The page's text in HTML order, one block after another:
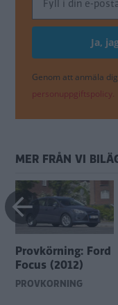
Genom att anmäla
personuppgiftspolicy.
MER FRÅN VI
Provkörning: Ford
Focus (2012)
PROVKÖRNING